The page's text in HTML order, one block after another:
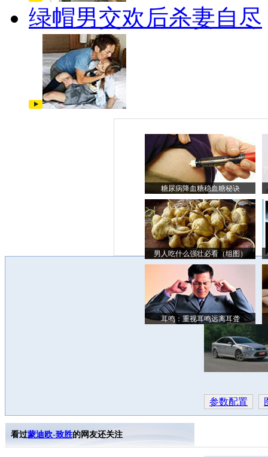
绿帽男交欢后杀妻自尽
糖尿病降血糖稳血糖秘诀
男人吃什么强壮必看（组图）
耳鸣：重视耳鸣远离耳聋
参数配置
看过蒙迪欧-致胜的网友还关注